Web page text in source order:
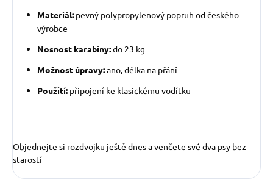
Materiál: pevný polypropylenový popruh od českého
výrobce
Nosnost karabiny:do 23 kg
Možnost úpravy:ano, délka na přání
Použití: připojení ke klasickému vodítku
Objednejte si rozdvojku ještě dnes a venčete své dva psy bez
starostí